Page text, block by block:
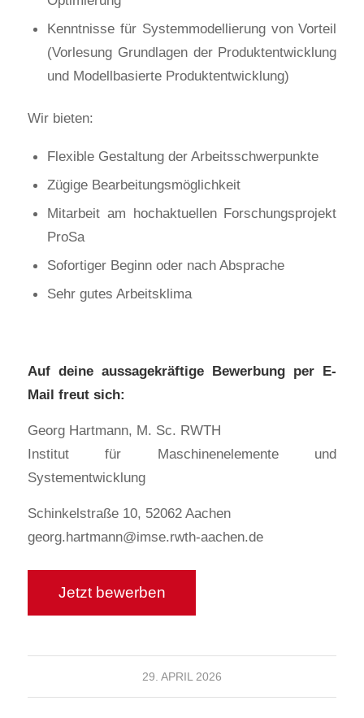
Kenntnisse für Systemmodellierung von Vorteil
(Vorlesung Grundlagen der Produktentwicklung
und Modellbasierte Produktentwicklung)
Wir bieten:
Flexible Gestaltung der Arbeitsschwerpunkte
Zügige Bearbeitungsmöglichkeit
Mitarbeit am hochaktuellen Forschungsprojekt
ProSa
Sofortiger Beginn oder nach Absprache
Sehr gutes Arbeitsklima
Auf deine aussagekräftige Bewerbung per E-
Mail freut sich:
Georg Hartmann, M. Sc. RWTH
Institut für Maschinenelemente und
Systementwicklung
Schinkelstraße 10, 52062 Aachen
georg.hartmann@imse.rwth-aachen.de
29. APRIL 2026